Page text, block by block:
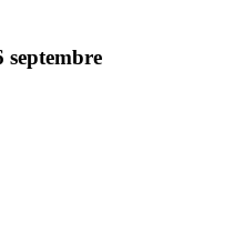
septembre